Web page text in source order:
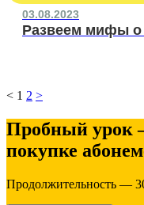
03.08.2023
Развеем мифы о
< 1 2 >
Пробный урок
покупке
Продолжительность —